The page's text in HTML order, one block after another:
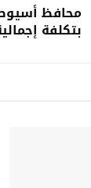
محافظ
بتكلفة إجمالية 33مليون